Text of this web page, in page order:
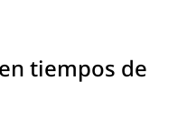
tiempos de